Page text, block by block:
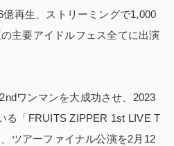
再生、ストリーミングで1,000
主要アイドルフェス全てに出演
ワンマンを大成功させ、2023
る「FRUITS ZIPPER 1st LIVE T
ツアーファイナル公演を2月12